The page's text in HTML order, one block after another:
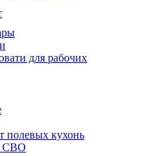
для рабочих
полевых кухонь
СВО